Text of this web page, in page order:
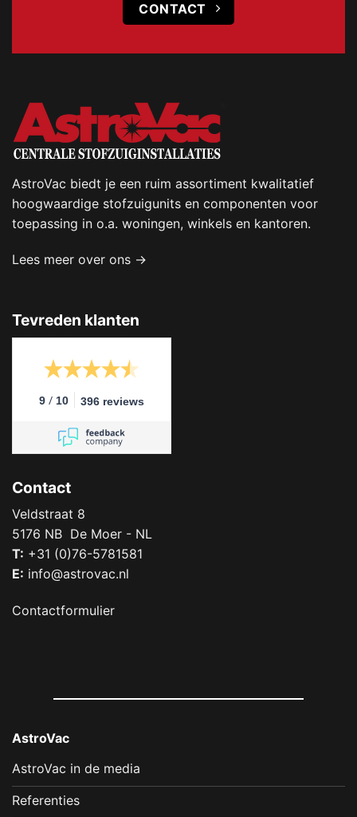
CONTACT
AstroVac biedt je een ruim assortiment kwalitatief
hoogwaardige stofzuigunits en componenten voor
toepassing in o.a. woningen, winkels en kantoren.
Lees meer over ons →
Tevreden klanten
9 / 10 396 reviews
Contact
Veldstraat 8
5176 NB De Moer - NL
T: +31 (0)76-5781581
E: info@astrovac.nl
Contactformulier
AstroVac
AstroVac in de media
Referenties